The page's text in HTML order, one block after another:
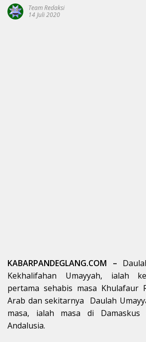
Team Redaksi
14 Juli 2020
KABARPANDEGLANG.COM –
Kekhalifahan Umayyah, ialah
pertama sehabis masa Khulafaur
Arab dan sekitarnya Daulah
masa, ialah masa di
Andalusia.